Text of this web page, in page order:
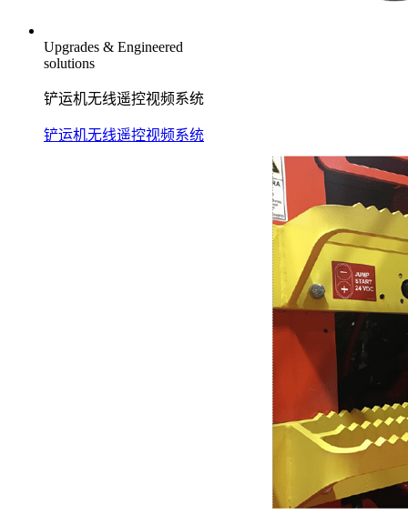
Upgrades & Engineered
solutions
铲运机无线遥控视频系统
铲运机无线遥控视频系统